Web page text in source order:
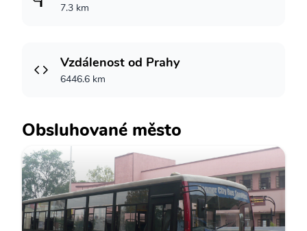
7.3 km
Vzdálenost od Prahy
6446.6 km
Obsluhované město